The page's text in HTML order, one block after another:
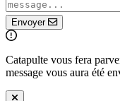
Envoyer
Catapulte vous fera
message vous aura été